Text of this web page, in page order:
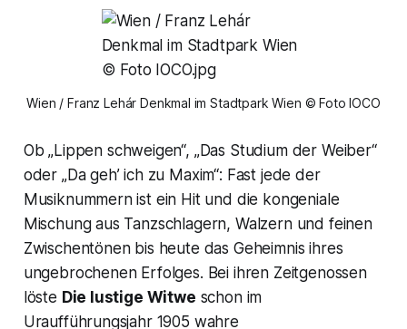
Wien / Franz Lehár Denkmal im Stadtpark Wien © Foto IOCO
Ob „Lippen schweigen“, „Das Studium der Weiber“
oder „Da geh’ ich zu Maxim“: Fast jede der
Musiknummern ist ein Hit und die kongeniale
Mischung aus Tanzschlagern, Walzern und feinen
Zwischentönen bis heute das Geheimnis ihres
ungebrochenen Erfolges. Bei ihren Zeitgenossen
löste Die lustige Witwe schon im
Uraufführungsjahr 1905 wahre